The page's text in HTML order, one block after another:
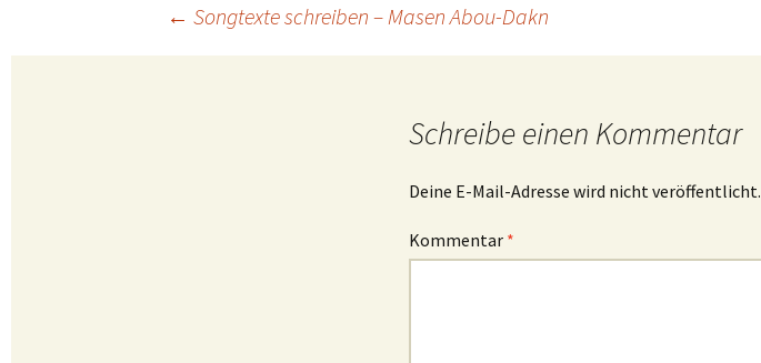
Beitragsnavigation
← Songtexte schreiben – Masen Abou-Dakn
Schreibe einen Kommentar
Deine E-Mail-Adresse wird nicht veröffentlicht.
Kommentar *